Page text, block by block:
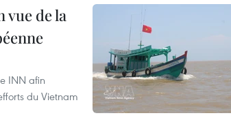
vue de la
INN afin
du Vietnam